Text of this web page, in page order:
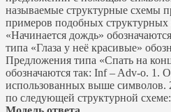
называемые структурные схемы
примеров подобных
«Начинается дождь»
типа «Глаза у неё красивые»
Предложения типа «Спать на
обозначаются так: Inf – Adv-о. 1.
использованных выше символов.
по следующей структурной